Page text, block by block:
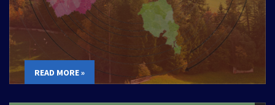
READ MORE »